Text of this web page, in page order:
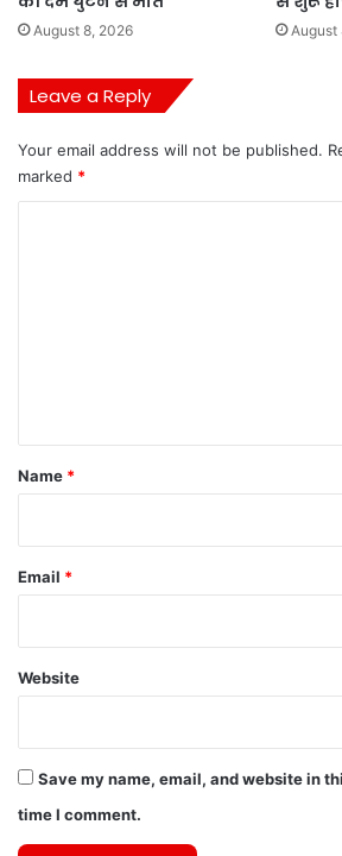
August 8, 2026 August
Leave a Reply
Your email address will not be published.
marked *
*
Name *
Email *
Website
Save my name, email, and website in
time I comment.